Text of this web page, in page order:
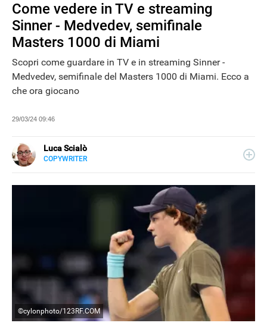
Come vedere in TV e streaming
Sinner - Medvedev, semifinale
Masters 1000 di Miami
Scopri come guardare in TV e in streaming Sinner -
Medvedev, semifinale del Masters 1000 di Miami. Ecco a
che ora giocano
29/03/24 09:46
Luca Scialò
COPYWRITER
LINKEDIN
©cylonphoto/123RF.COM